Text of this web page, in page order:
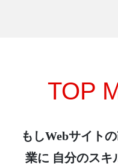
TOP
もしWebサイト
業に 自分のスキ